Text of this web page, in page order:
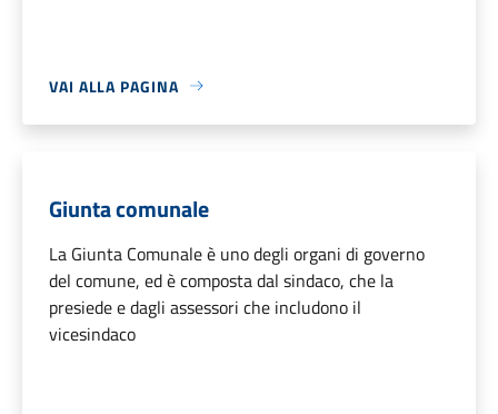
VAI ALLA PAGINA
Giunta comunale
La Giunta Comunale è uno degli organi di governo
del comune, ed è composta dal sindaco, che la
presiede e dagli assessori che includono il
vicesindaco